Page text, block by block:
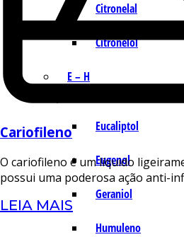
Citronelal
Citronelol
E – H
Eucaliptol
Eugenol
Geraniol
Humuleno
Cariofileno
O cariofileno é um líquido
possui uma poderosa ação anti-
LEIA MAIS